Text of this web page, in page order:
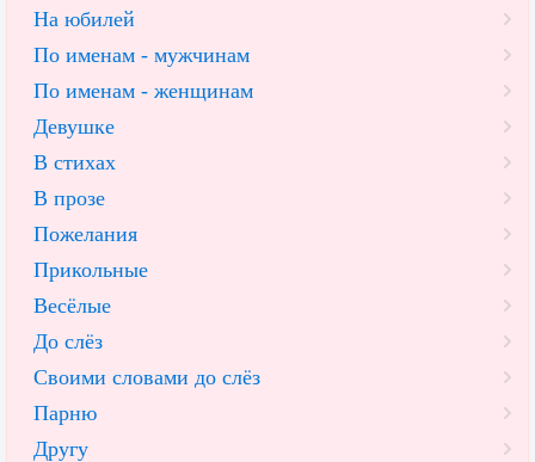
На юбилей
По именам - мужчинам
По именам - женщинам
Девушке
В стихах
В прозе
Пожелания
Прикольные
Весёлые
До слёз
Своими словами до слёз
Парню
Другу